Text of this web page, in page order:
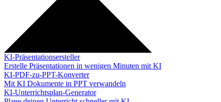
KI-Präsentationsersteller
Erstelle Präsentationen in wenigen Minuten mit KI
KI-PDF-zu-PPT-Konverter
Mit KI Dokumente in PPT verwandeln
KI-Unterrichtsplan-Generator